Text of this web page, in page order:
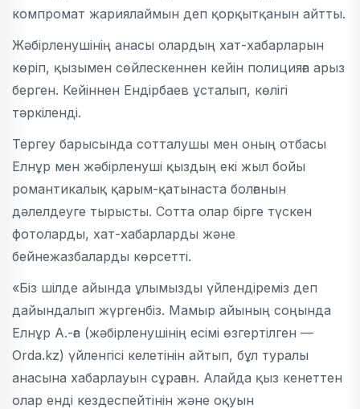
компромат жариялаймын деп қорқытқанын айтты.
Жәбірленушінің анасы олардың хат-хабарларын
көріп, қызымен сөйлескеннен кейін полицияға арыз
берген. Кейіннен Ендірбаев ұсталып, көлігі
тәркіленді.
Тергеу барысында сотталушы мен оның отбасы
Елнұр мен жәбірленуші қыздың екі жыл бойы
романтикалық қарым-қатынаста болғанын
дәлелдеуге тырысты. Сотта олар бірге түскен
фотоларды, хат-хабарларды және
бейнежазбаларды көрсетті.
«Біз шілде айында ұлымызды үйлендіреміз деп
дайындалып жүргенбіз. Мамыр айының соңында
Елнұр А.-ға (жәбірленушінің есімі өзгертілген —
Orda.kz) үйленгісі келетінін айтып, бұл туралы
анасына хабарлауын сұраған. Алайда қыз кенеттен
олар енді кездеспейтінін және оқуын